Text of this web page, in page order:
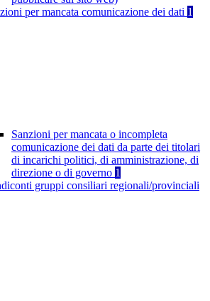
per mancata comunicazione dei dati 1
Sanzioni per mancata o incompleta
comunicazione dei dati da parte dei titolari
di incarichi politici, di amministrazione, di
direzione o di governo 1
gruppi consiliari regionali/provinciali